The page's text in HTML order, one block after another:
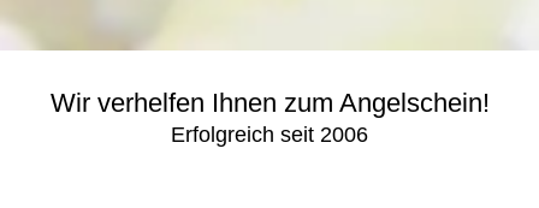
Wir verhelfen Ihnen zum Angelschein!
Erfolgreich seit 2006